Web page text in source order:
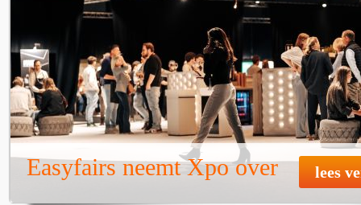
Easyfairs neemt Xpo over lees